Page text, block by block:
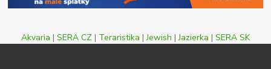
Akvaria | SERA CZ | Teraristika |Jewish |Jazierka | SERA SK